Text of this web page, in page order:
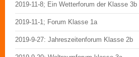
2019-11-8; Ein Wetterforum der Klasse 3b
2019-11-1; Forum Klasse 1a
2019-9-27: Jahreszeitenforum Klasse 2b